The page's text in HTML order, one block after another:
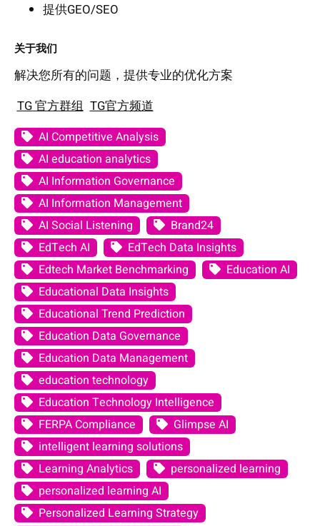
提供GEO/SEO
关于我们
解决您所有的问题，提供专业的优化方案
TG 官方群组 TG官方频道
AI Competitive Analysis
AI education analytics
AI Information Governance
AI Information Management
AI Social Listening
Brand24
EdTech AI
EdTech Data Insights
Edtech Market Benchmarking
Education AI
Educational Data Insights
Educational Trend Prediction
Education Data Governance
Education Data Management
education technology
Education Technology Intelligence
FERPA Compliance
Glimpse AI
intelligent learning solutions
Learning Analytics
personalized learning
personalized learning AI
Personalized Learning Strategy